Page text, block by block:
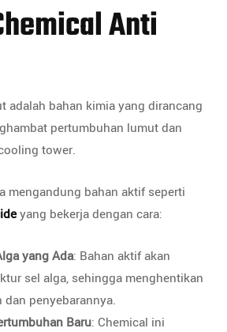
Anti
adalah bahan kimia yang dirancang
pertumbuhan lumut dan
tower.
mengandung bahan aktif seperti
yang bekerja dengan cara:
yang Ada: Bahan aktif akan
sel alga, sehingga menghentikan
dan penyebarannya.
Baru: Chemical ini